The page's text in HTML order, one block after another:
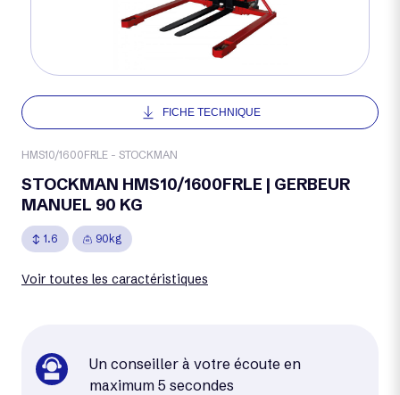
HMS10/1600FRLE - STOCKMAN
FICHE TECHNIQUE
STOCKMAN HMS10/1600FRLE | GERBEUR
MANUEL 90 KG
1.6 90kg
Voir toutes les caractéristiques
Un conseiller à votre écoute en
maximum 5 secondes